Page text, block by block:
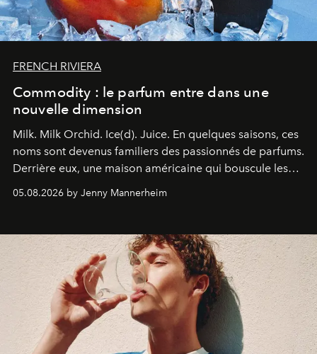
FRENCH RIVIERA
Commodity : le parfum entre dans une
nouvelle dimension
Milk. Milk Orchid. Ice(d). Juice. En quelques saisons, ces
noms sont devenus familiers des passionnés de parfums.
Derrière eux, une maison américaine qui bouscule les
codes de la parfumerie contemporaine en proposant
une approche aussi intuitive que personnelle :
05.08.2026 by Jenny Mannerheim